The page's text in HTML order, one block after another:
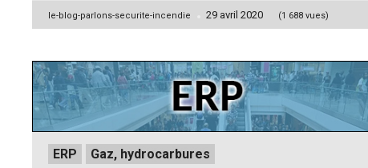
Posted
le-blog-parlons-securite-incendie 29 avril 2020 (1 688 vues)
Posted
inERP Gaz, hydrocarbures